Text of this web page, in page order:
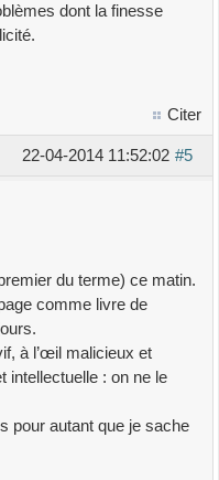
dont la finesse
Citer
#5
22-04-2014 11:52:02
du terme) ce matin.
comme livre de
à l’œil malicieux et
intellectuelle : on ne le
pour autant que je sache